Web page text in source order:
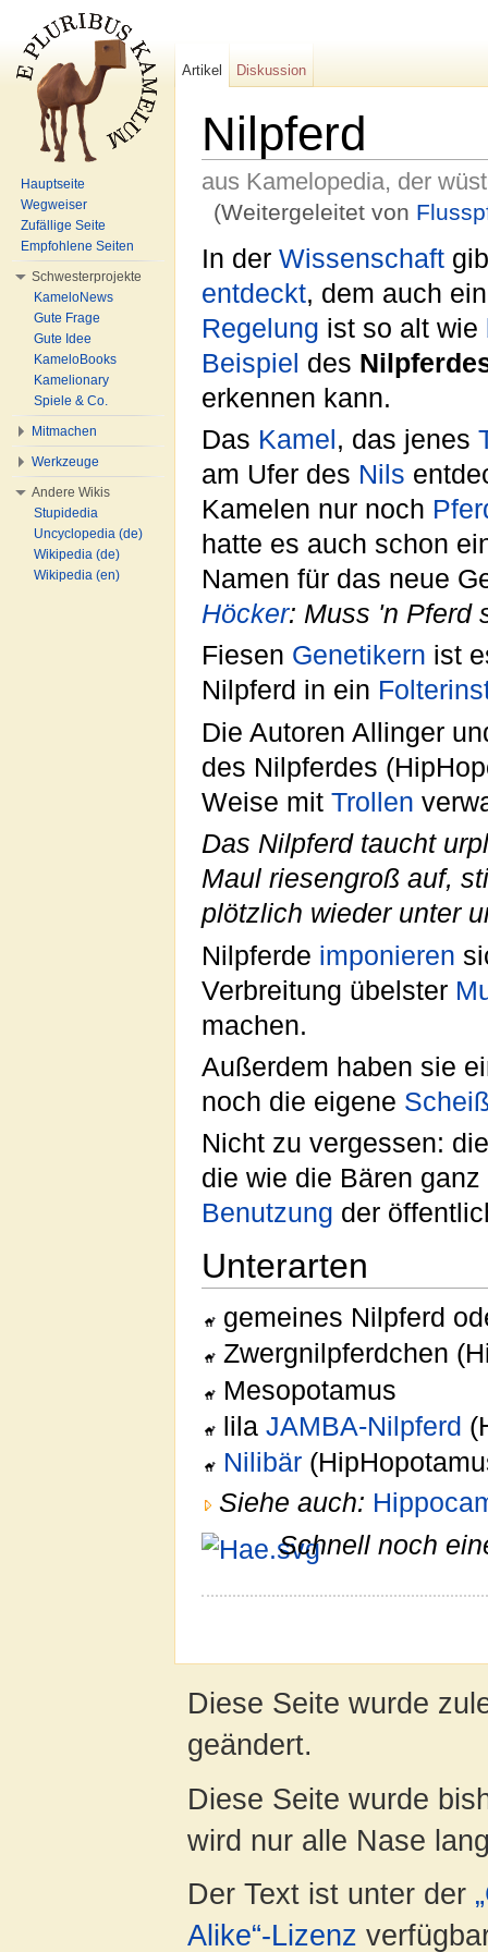
Nilpferd
aus Kamelopedia, der
(Weitergeleitet von
In der Wissenschaft
entdeckt, dem auch
Regelung ist so alt wie
Beispiel des
erkennen kann.
Das Kamel , das jenes
am Ufer des Nils
Kamelen nur noch
hatte es auch schon
Namen für das neue
Höcker: Muss 'n Pferd
Fiesen Genetikern ist
Nilpferd in ein
Die Autoren Allinger
des Nilpferdes
Weise mit Trollen
Das Nilpferd taucht
Maul riesengroß auf,
plötzlich wieder unter
Nilpferde imponieren
Verbreitung übelster
machen.
Außerdem haben sie
noch die eigene
Nicht zu vergessen:
die wie die Bären
Benutzung der
Unterarten
gemeines Nilpferd
Zwergnilpferdchen
Mesopotamus
lilaJAMBA-Nilpferd
Nilibär
Siehe auch:
Schnell noch
Artikel Diskussion
Hauptseite
Wegweiser
Zufällige Seite
Empfohlene Seiten
Schwesterprojekte
KameloNews
Gute Frage
Gute Idee
KameloBooks
Kamelionary
Spiele & Co.
Mitmachen
Werkzeuge
Andere Wikis
Stupidedia
Uncyclopedia (de)
Wikipedia (de)
Wikipedia (en)
Diese Seite wurde
geändert.
Diese Seite wurde
wird nur alle Nase
Der Text ist unter der
Alike“-Lizenz